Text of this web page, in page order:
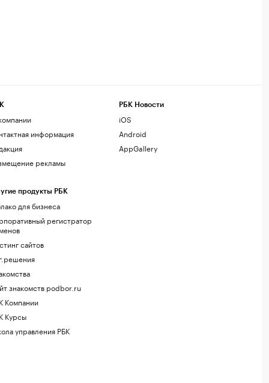
информация
рекламы
продукты РБК
для бизнеса
регистратор
сайтов
знакомств podbor.ru
Компании
Курсы
управления РБК
РБК Новости
iOS
Android
AppGallery